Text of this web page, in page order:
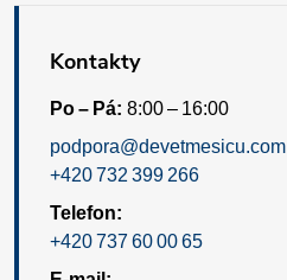
Kontakty
Po – Pá: 8:00 – 16:00
podpora@devetmesicu.com
+420 732 399 266
Telefon:
+420 737 60 00 65